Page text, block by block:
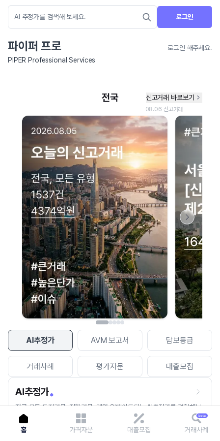
로그인
파이퍼 프로
로그인 해주세요.
PIPER Professional Services
AI추정가 AVM 보고서 담보등급
거래사례 평가자문 대출모집
AI추정가
전국 모든 토지건물, 집합건물, 매월 업데이트되는 AI추정가를 경험해보
세요.
네이버 지도 연결 안내
현재 네이버 지도 연결이 원활하지 않아 지도를 불러올 수 없습니다.
이용에 불편을 드려 죄송합니다.
다시 시도
홈 가격자문 대출모집 거래사례